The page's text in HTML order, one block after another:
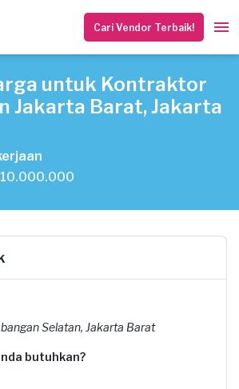
Cari Vendor Terbaik!
untuk Kontraktor
Jakarta Barat, Jakarta
Selatan, Jakarta Barat
butuhkan?